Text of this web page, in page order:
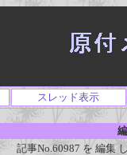
スレッド表示
記事No.60987 を 編集